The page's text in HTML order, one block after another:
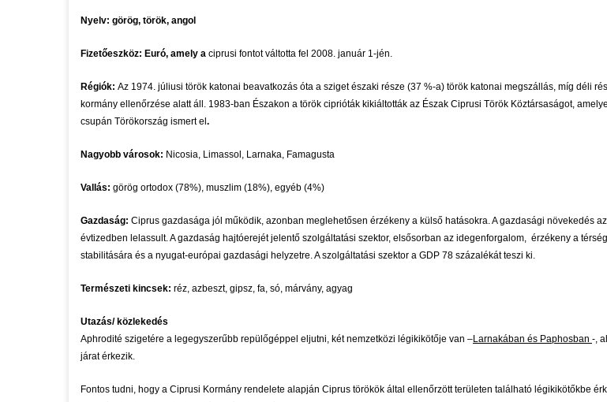
Nyelv: görög, török, angol
Fizetőeszköz: Euró, amely a ciprusi fontot váltotta fel 2008. január 1-jén.
Régiók: Az 1974. júliusi török katonai beavatkozás óta a sziget északi része (37 %-a) török katonai megszállás, míg déli
kormány ellenőrzése alatt áll. 1983-ban Északon a török ciprióták kikiáltották az Észak Ciprusi Török Köztársaságot,
csupán Törökország ismert el .
Nagyobb városok: Nicosia, Limassol, Larnaka, Famagusta
Vallás: görög ortodox (78%), muszlim (18%), egyéb (4%)
Gazdaság: Ciprus gazdasága jól működik, azonban meglehetősen érzékeny a külső hatásokra. A gazdasági növekedés
évtizedben lelassult. A gazdaság hajtóerejét jelentő szolgáltatási szektor, elsősorban az idegenforgalom, érzékeny a
stabilitására és a nyugat-európai gazdasági helyzetre. A szolgáltatási szektor a GDP 78 százalékát teszi ki.
Természeti kincsek: réz, azbeszt, gipsz, fa, só, márvány, agyag
Utazás/ közlekedés
Aphrodité szigetére a legegyszerűbb repülőgéppel eljutni, két nemzetközi légikikötője van –Larnakában és Paphosban -,
járat érkezik.
Fontos tudni, hogy a Ciprusi Kormány rendelete alapján Ciprus törökök által ellenőrzött területen található légikikötőkbe